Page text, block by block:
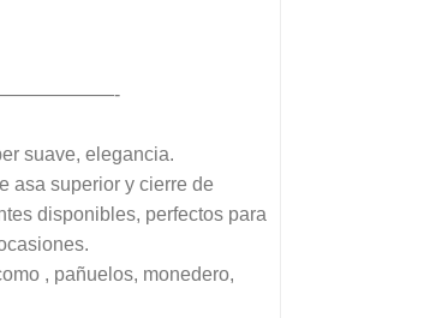
suave, elegancia.
asa superior y cierre de
disponibles, perfectos para
, pañuelos, monedero,